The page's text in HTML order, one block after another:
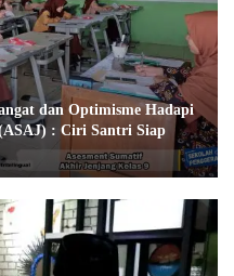
dan Optimisme Hadapi
: Ciri Santri Siap